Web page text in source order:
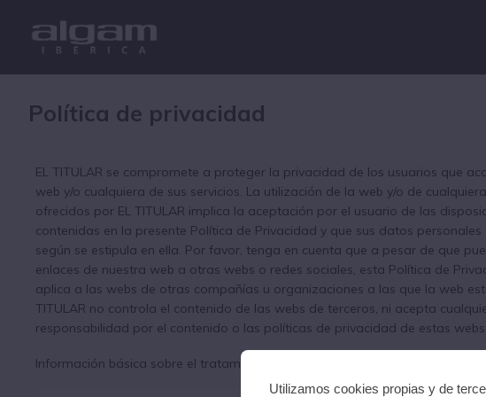
Política de privacidad
EL TITULAR se compromete a proteger la privacidad de los usuarios que
web y/o cualquiera de sus servicios. La utilización de la web y/o de
ofrecidos por EL TITULAR implica la aceptación por el usuario de las
contenidas en la presente Política de Privacidad y que sus datos
según se estipula en ella. Por favor, tenga en cuenta que a pesar de que
enlaces de nuestra web a otras webs o redes sociales, esta Política de
aplica a las webs de otras compañías u organizaciones a las que la web
TITULAR no controla el contenido de las webs de terceros, ni acepta
responsabilidad por el contenido o las políticas de privacidad de estas webs.
Información básica sobre el tratamiento de datos (Reglamento (UE) 2016/679
Utilizamos cookies propias y de